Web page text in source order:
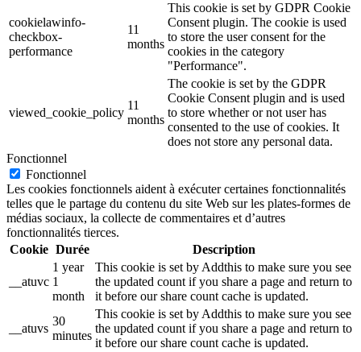
cookielawinfo-
checkbox-
performance
11
months
This cookie is set by GDPR Cookie
Consent plugin. The cookie is used
to store the user consent for the
cookies in the category
"Performance".
viewed_cookie_policy
11
months
The cookie is set by the GDPR
Cookie Consent plugin and is used
to store whether or not user has
consented to the use of cookies. It
does not store any personal data.
Fonctionnel
Fonctionnel
Les cookies fonctionnels aident à exécuter certaines fonctionnalités
telles que le partage du contenu du site Web sur les plates-formes de
médias sociaux, la collecte de commentaires et d’autres
fonctionnalités tierces.
Cookie Durée Description
__atuvc
1 year
1
month
This cookie is set by Addthis to make sure you see
the updated count if you share a page and return to
it before our share count cache is updated.
__atuvs
30
minutes
This cookie is set by Addthis to make sure you see
the updated count if you share a page and return to
it before our share count cache is updated.